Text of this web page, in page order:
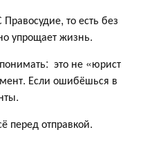
то есть без
упрощает жизнь.
это не «юрист
Если ошибёшься в
перед отправкой.